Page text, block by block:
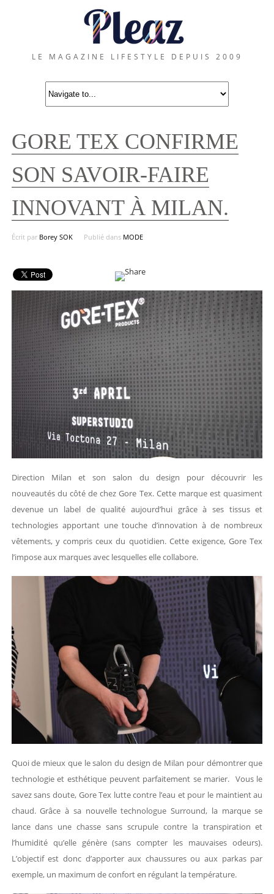
LE MAGAZINE LIFESTYLE DEPUIS 2009
GORE TEX CONFIRME
SON SAVOIR-FAIRE
INNOVANT À MILAN.
Écrit par Borey SOK Publié dans MODE
Direction Milan et son salon du design pour découvrir les
nouveautés du côté de chez Gore Tex. Cette marque est quasiment
devenue un label de qualité aujourd’hui grâce à ses tissus et
technologies apportant une touche d’innovation à de nombreux
vêtements, y compris ceux du quotidien. Cette exigence, Gore Tex
l’impose aux marques avec lesquelles elle collabore.
Quoi de mieux que le salon du design de Milan pour démontrer que
technologie et esthétique peuvent parfaitement se marier. Vous le
savez sans doute, Gore Tex lutte contre l’eau et pour le maintient au
chaud. Grâce à sa nouvelle technologue Surround, la marque se
lance dans une chasse sans scrupule contre la transpiration et
l’humidité qu’elle génère (sans compter les mauvaises odeurs).
L’objectif est donc d’apporter aux chaussures ou aux parkas par
exemple, un maximum de confort en régulant la température.